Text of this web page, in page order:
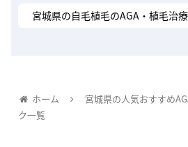
宮城県の自毛植毛のAGA・植毛治
ホーム
宮城県の人気おすすめ
ク一覧